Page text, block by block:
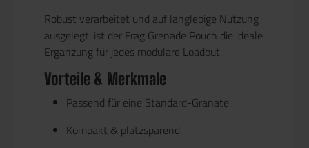
Robust verarbeitet und auf langlebige Nutzung
ausgelegt, ist der Frag Grenade Pouch die ideale
Ergänzung für jedes modulare Loadout.
Vorteile & Merkmale
Passend für eine Standard-Granate
Kompakt & platzsparend